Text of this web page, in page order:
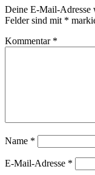
Deine E-Mail-
Felder sind mit *
Kommentar *
Name *
E-Mail-Adresse *